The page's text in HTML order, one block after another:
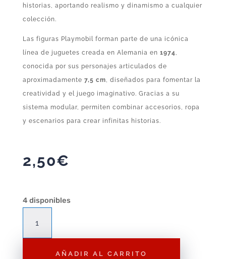
historias, aportando realismo y dinamismo a cualquier
colección.
Las figuras Playmobil forman parte de una icónica
línea de juguetes creada en Alemania en 1974,
conocida por sus personajes articulados de
aproximadamente 7,5 cm, diseñados para fomentar la
creatividad y el juego imaginativo. Gracias a su
sistema modular, permiten combinar accesorios, ropa
y escenarios para crear infinitas historias.
2,50€
4 disponibles
Playmobil
AÑADIR AL CARRITO